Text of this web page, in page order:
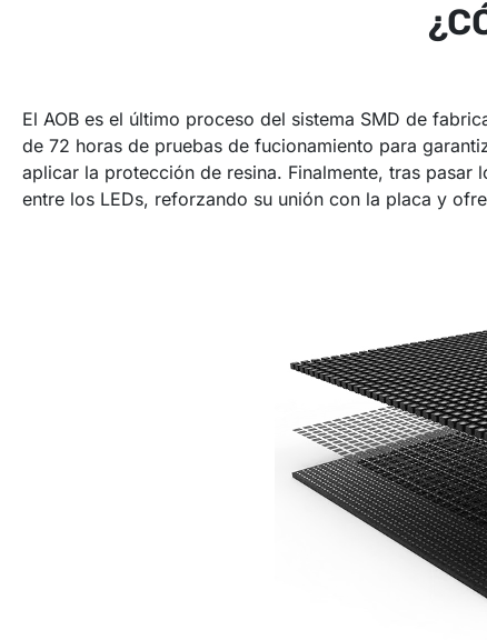
El AOB es el último proceso del sistema SMD de
de 72 horas de pruebas de fucionamiento para
aplicar la protección de resina. Finalmente, tras
entre los LEDs, reforzando su unión con la placa y